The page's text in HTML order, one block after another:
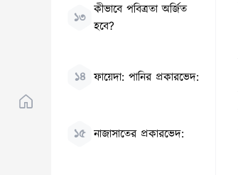
১৩
কীভাবে পবিত্রতা অর্জিত
হবে?
১৪ ফায়েদা: পানির প্রকারভেদ:
১৫ নাজাসাতের প্রকারভেদ: